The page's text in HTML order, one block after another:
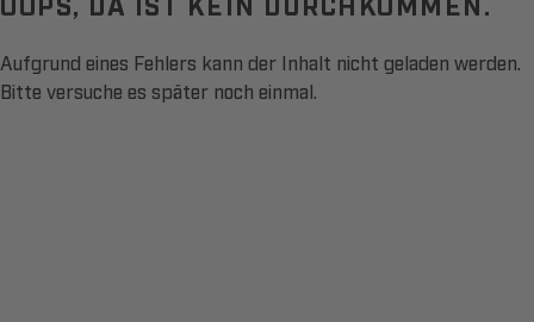
Aufgrund eines Fehlers kann der Inhalt nicht geladen werden.
Bitte versuche es später noch einmal.